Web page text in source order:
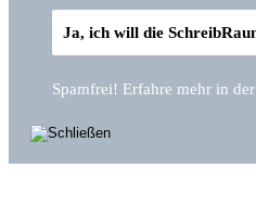
Spamfrei! Erfahre mehr in der